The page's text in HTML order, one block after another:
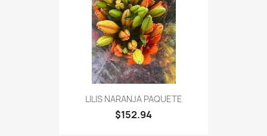
LILIS NARANJA PAQUETE
$152.94